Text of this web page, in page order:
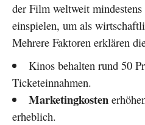
der Film weltweit
einspielen, um als
Mehrere Faktoren erklären
Kinos behalten rund 50
Ticketeinnahmen.
Marketingkosten
erheblich.